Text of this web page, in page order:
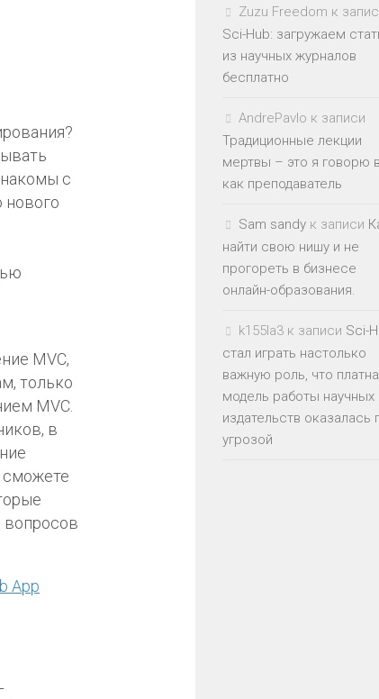
с
нового
MVC,
только
MVC.
в
сможете
вопросов
App
Zuzu Freedom к
Sci-Hub: загружаем
из научных журналов
бесплатно
AndrePavlo к записи
Традиционные лекции
мертвы – это я говорю
как преподаватель
Sam sandy к записи
найти свою нишу и не
прогореть в бизнесе
онлайн-образования.
k155la3 к записи Sci-
стал играть настолько
важную роль, что
модель работы научных
издательств оказалась
угрозой